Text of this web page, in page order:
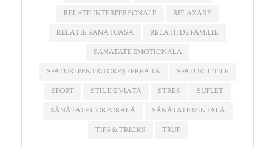
RELATII INTERPERSONALE
RELAXARE
RELAȚIE SĂNĂTOASĂ
RELAȚII DE FAMILIE
SANATATE EMOTIONALA
SFATURI PENTRU CREȘTEREA TA
SFATURI UTILE
SPORT
STIL DE VIAȚĂ STRES
SUFLET
SĂNĂTATE CORPORALĂ
SĂNĂTATE MINTALĂ
TIPS & TRICKS
TRUP